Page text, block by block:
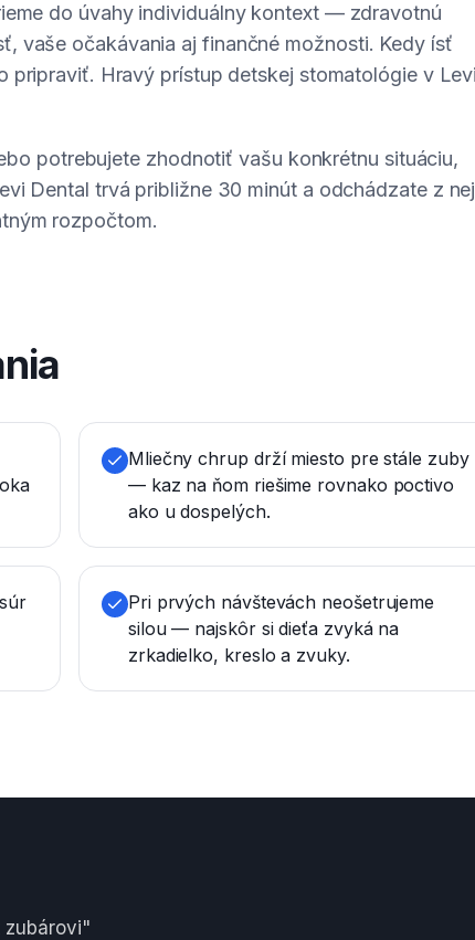
do úvahy individuálny kontext — zdravotnú
vaše očakávania aj finančné možnosti. Kedy ísť
pripraviť. Hravý prístup detskej stomatológie v Levi
potrebujete zhodnotiť vašu konkrétnu situáciu,
Dental trvá približne 30 minút a odchádzate z
rozpočtom.
Mliečny chrup drží miesto pre stále zuby
— kaz na ňom riešime rovnako poctivo
ako u dospelých.
Pri prvých návštevách neošetrujeme
silou — najskôr si dieťa zvyká na
zrkadielko, kreslo a zvuky.
zubárovi"